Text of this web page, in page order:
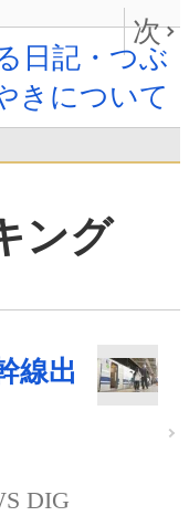
次
日記・つぶ
きについて
ング
線出
DIG